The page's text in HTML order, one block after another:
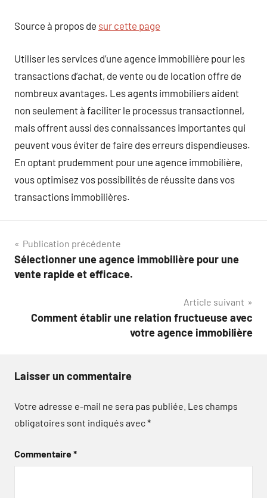
Source à propos de sur cette page
Utiliser les services d’une agence immobilière pour les
transactions d’achat, de vente ou de location offre de
nombreux avantages. Les agents immobiliers aident
non seulement à faciliter le processus transactionnel,
mais offrent aussi des connaissances importantes qui
peuvent vous éviter de faire des erreurs dispendieuses.
En optant prudemment pour une agence immobilière,
vous optimisez vos possibilités de réussite dans vos
transactions immobilières.
Navigation
de
Publication précédente
Sélectionner une agence immobilière pour une
vente rapide et efficace.
Article suivant
Comment établir une relation fructueuse avec
votre agence immobilière
Laisser un commentaire
Votre adresse e-mail ne sera pas publiée. Les champs
obligatoires sont indiqués avec*
Commentaire*